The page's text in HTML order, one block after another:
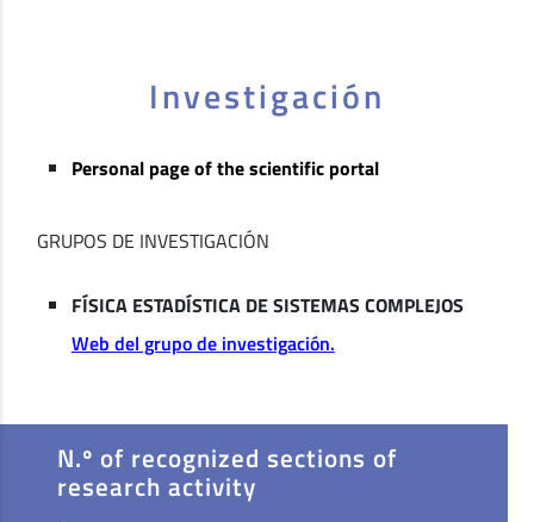
Investigación
Personal page of the scientific portal
GRUPOS DE INVESTIGACIÓN
FÍSICA ESTADÍSTICA DE SISTEMAS COMPLEJOS
Web del grupo de investigación.
N.º of recognized sections of
research activity